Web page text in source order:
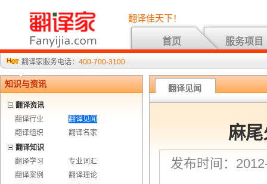
翻译佳天下！
首页 服务项目
翻译家服务电话： 400-700-3100
知识与资讯
翻译资讯
翻译行业
翻译见闻
翻译组织
翻译名家
翻译知识
翻译学习
专业词汇
翻译案例
翻译理论
翻译见闻
麻
发布时间：